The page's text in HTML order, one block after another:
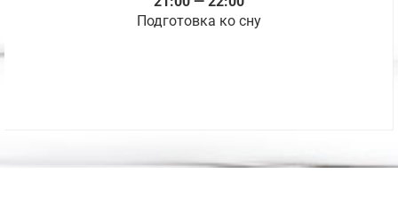
Подготовка ко сну